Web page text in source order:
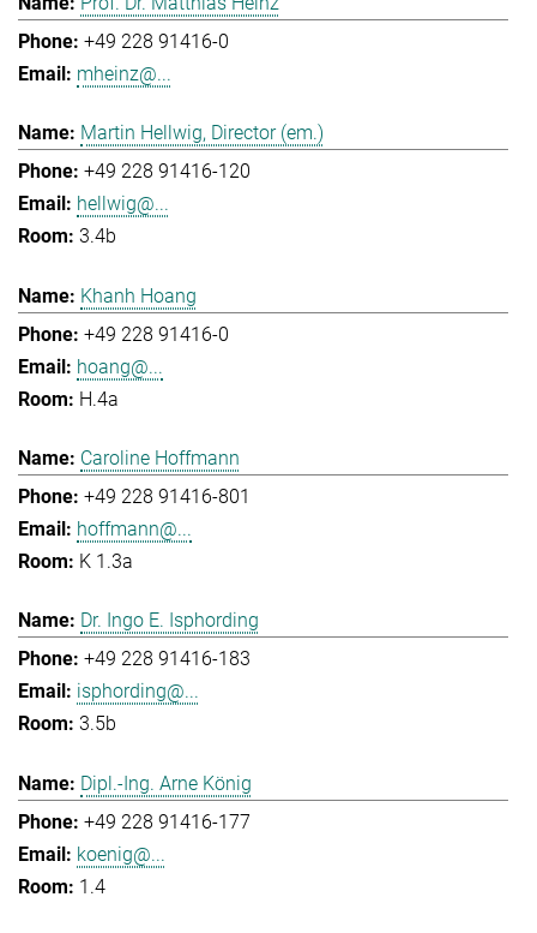
+49 228 91416-0
mheinz@...
Martin Hellwig, Director (em.)
+49 228 91416-120
hellwig@...
3.4b
Khanh Hoang
+49 228 91416-0
hoang@...
H.4a
Caroline Hoffmann
+49 228 91416-801
hoffmann@...
K 1.3a
Dr. Ingo E. Isphording
+49 228 91416-183
isphording@...
3.5b
Dipl.-Ing. Arne König
+49 228 91416-177
koenig@...
1.4